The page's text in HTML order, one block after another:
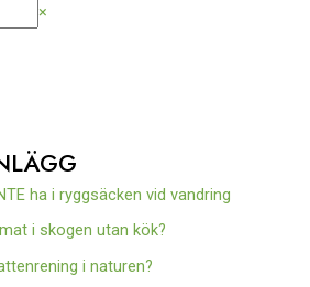
×
ha i ryggsäcken vid vandring
i skogen utan kök?
i naturen?